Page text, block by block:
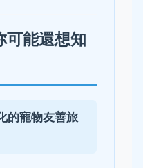
可能還想知
的寵物友善旅